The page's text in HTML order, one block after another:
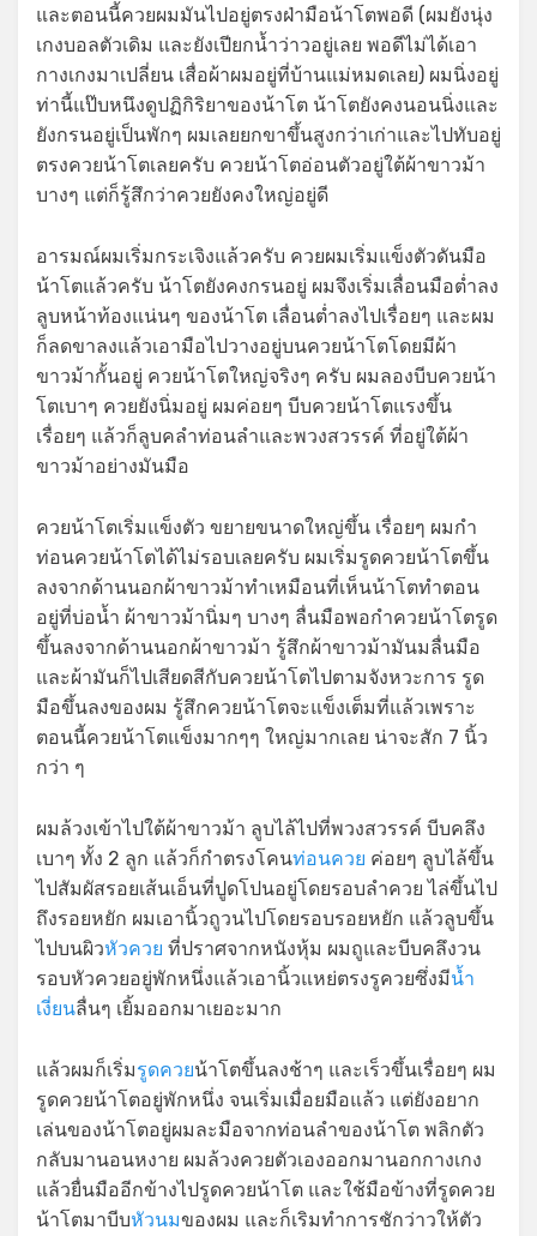
และตอนนี้ควยผมมันไปอยู่ตรงฝ่ามือน้าโตพอดี (ผมยังนุ่ง
เกงบอลตัวเดิม และยังเปียกน้ำว่าวอยู่เลย พอดีไม่ได้เอา
กางเกงมาเปลี่ยน เสื่อผ้าผมอยู่ที่บ้านแม่หมดเลย) ผมนิ่งอยู่
ท่านี้แป๊บหนึงดูปฏิกิริยาของน้าโต น้าโตยังคงนอนนิ่งและ
ยังกรนอยู่เป็นพักๆ ผมเลยยกขาขึ้นสูงกว่าเก่าและไปทับอยู่
ตรงควยน้าโตเลยครับ ควยน้าโตอ่อนตัวอยู่ใต้ผ้าขาวม้า
บางๆ แต่ก็รู้สึกว่าควยยังคงใหญ่อยู่ดี
อารมณ์ผมเริ่มกระเจิงแล้วครับ ควยผมเริ่มแข็งตัวดันมือ
น้าโตแล้วครับ น้าโตยังคงกรนอยู่ ผมจึงเริ่มเลื่อนมือต่ำลง
ลูบหน้าท้องแน่นๆ ของน้าโต เลื่อนต่ำลงไปเรื่อยๆ และผม
ก็ลดขาลงแล้วเอามือไปวางอยู่บนควยน้าโตโดยมีผ้า
ขาวม้ากั้นอยู่ ควยน้าโตใหญ่จริงๆ ครับ ผมลองบีบควยน้า
โตเบาๆ ควยยังนิ่มอยู่ ผมค่อยๆ บีบควยน้าโตแรงขึ้น
เรื่อยๆ แล้วก็ลูบคลำท่อนลำและพวงสวรรค์ ที่อยู่ใต้ผ้า
ขาวม้าอย่างมันมือ
ควยน้าโตเริ่มแข็งตัว ขยายขนาดใหญ่ขึ้น เรื่อยๆ ผมกำ
ท่อนควยน้าโตได้ไม่รอบเลยครับ ผมเริ่มรูดควยน้าโตขึ้น
ลงจากด้านนอกผ้าขาวม้าทำเหมือนที่เห็นน้าโตทำตอน
อยู่ที่บ่อน้ำ ผ้าขาวม้านิ่มๆ บางๆ ลื่นมือพอกำควยน้าโตรูด
ขึ้นลงจากด้านนอกผ้าขาวม้า รู้สึกผ้าขาวม้ามันมลื่นมือ
และผ้ามันก็ไปเสียดสีกับควยน้าโตไปตามจังหวะการ รูด
มือขึ้นลงของผม รู้สึกควยน้าโตจะแข็งเต็มที่แล้วเพราะ
ตอนนี้ควยน้าโตแข็งมากๆๆ ใหญ่มากเลย น่าจะสัก 7 นิ้ว
กว่า ๆ
ผมล้วงเข้าไปใต้ผ้าขาวม้า ลูบไล้ไปที่พวงสวรรค์ บีบคลึง
เบาๆ ทั้ง 2 ลูก แล้วก็กำตรงโคนท่อนควย ค่อยๆ ลูบไล้ขึ้น
ไปสัมผัสรอยเส้นเอ็นที่ปูดโปนอยู่โดยรอบลำควย ไล่ขึ้นไป
ถึงรอยหยัก ผมเอานิ้วถูวนไปโดยรอบรอยหยัก แล้วลูบขึ้น
ไปบนผิวหัวควย ที่ปราศจากหนังหุ้ม ผมถูและบีบคลึงวน
รอบหัวควยอยู่พักหนึ่งแล้วเอานิ้วแหย่ตรงรูควยซึ่งมีน้ำ
เงี่ยนลื่นๆ เยิ้มออกมาเยอะมาก
แล้วผมก็เริ่มรูดควยน้าโตขึ้นลงช้าๆ และเร็วขึ้นเรื่อยๆ ผม
รูดควยน้าโตอยู่พักหนึ่ง จนเริ่มเมื่อยมือแล้ว แต่ยังอยาก
เล่นของน้าโตอยู่ผมละมือจากท่อนลำของน้าโต พลิกตัว
กลับมานอนหงาย ผมล้วงควยตัวเองออกมานอกกางเกง
แล้วยื่นมืออีกข้างไปรูดควยน้าโต และใช้มือข้างที่รูดควย
น้าโตมาบีบหัวนมของผม และก็เริมทำการชักว่าวให้ตัว